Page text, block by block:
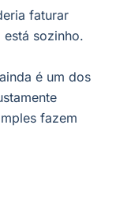
faturar
sozinho.
ainda é um dos
fazem